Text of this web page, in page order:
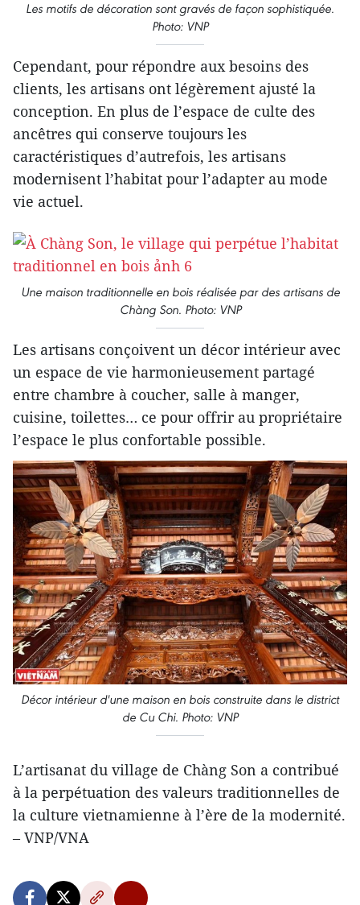
Les motifs de décoration sont gravés de façon sophistiquée.
Photo: VNP
Cependant, pour répondre aux besoins des
clients, les artisans ont légèrement ajusté la
conception. En plus de l’espace de culte des
ancêtres qui conserve toujours les
caractéristiques d’autrefois, les artisans
modernisent l’habitat pour l’adapter au mode
vie actuel.
Une maison traditionnelle en bois réalisée par des artisans de
Chàng Son. Photo: VNP
Les artisans conçoivent un décor intérieur avec
un espace de vie harmonieusement partagé
entre chambre à coucher, salle à manger,
cuisine, toilettes… ce pour offrir au propriétaire
l’espace le plus confortable possible.
Décor intérieur d'une maison en bois construite dans le district
de Cu Chi. Photo: VNP
L’artisanat du village de Chàng Son a contribué
à la perpétuation des valeurs traditionnelles de
la culture vietnamienne à l’ère de la modernité.
– VNP/VNA